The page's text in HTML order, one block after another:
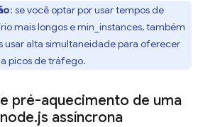
: se você optar por usar tempos de
mais longos e min_instances, também
usar alta simultaneidade para oferecer
picos de tráfego.
pré-aquecimento de uma
.js assíncrona